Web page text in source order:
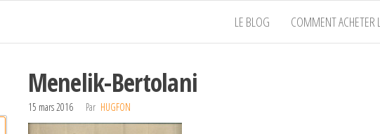
LE BLOG COMMENT ACHETER
Menelik-Bertolani
15 mars 2016 Par HUGFON